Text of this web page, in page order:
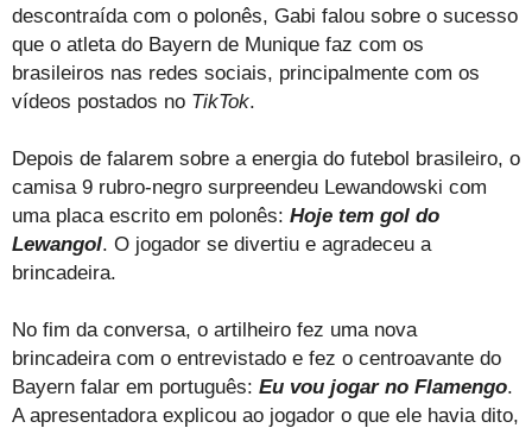
descontraída com o polonês, Gabi falou sobre o sucesso
que o atleta do Bayern de Munique faz com os
brasileiros nas redes sociais, principalmente com os
vídeos postados no TikTok.
Depois de falarem sobre a energia do futebol brasileiro, o
camisa 9 rubro-negro surpreendeu Lewandowski com
uma placa escrito em polonês: Hoje tem gol do
Lewangol. O jogador se divertiu e agradeceu a
brincadeira.
No fim da conversa, o artilheiro fez uma nova
brincadeira com o entrevistado e fez o centroavante do
Bayern falar em português: Eu vou jogar no Flamengo.
A apresentadora explicou ao jogador o que ele havia dito,